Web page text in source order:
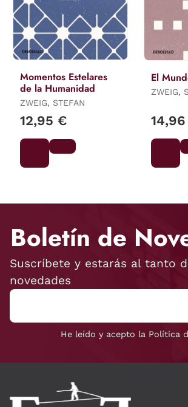
Momentos Estelares
de la Humanidad
ZWEIG, STEFAN
12,95 €
El
ZWEIG,
Boletín de
Suscríbete y estarás al tanto
novedades
He leído y acepto la Política